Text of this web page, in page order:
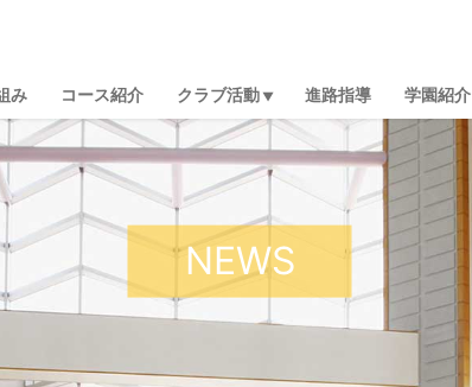
み コース紹介 クラブ活動 進路指導 学園紹介
NEWS